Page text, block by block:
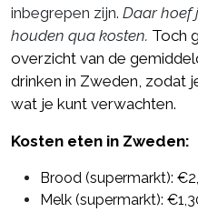
inbegrepen zijn. Daar hoef
houden qua kosten. Toch
overzicht van de
drinken in Zweden, zodat
wat je kunt verwachten.
Kosten eten in Zweden:
Brood (supermarkt):
Melk (supermarkt):